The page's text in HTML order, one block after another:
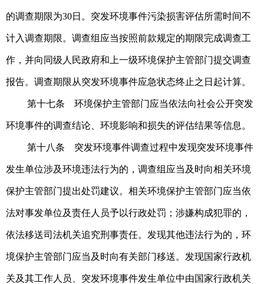
的调查期限为30日。突发环境事件污染损害评估所需时间不
计入调查期限。 调查组应当按照前款规定的期限完成调查工
作，并向同级人民政府和上一级环境保护主管部门提交调查
报告。调查期限从突发环境事件应急状态终止之日起计算。
第十七条 环境保护主管部门应当依法向社会公开突发
环境事件的调查结论、环境影响和损失的评估结果等信息。
第十八条 突发环境事件调查过程中发现突发环境事件
发生单位涉及环境违法行为的，调查组应当及时向相关环境
保护主管部门提出处罚建议。相关环境保护主管部门应当依
法对事发单位及责任人员予以行政处罚；涉嫌构成犯罪的，
依法移送司法机关追究刑事责任。发现其他违法行为的，环
境保护主管部门应当及时向有关部门移送。 发现国家行政机
关及其工作人员、突发环境事件发生单位中由国家行政机关